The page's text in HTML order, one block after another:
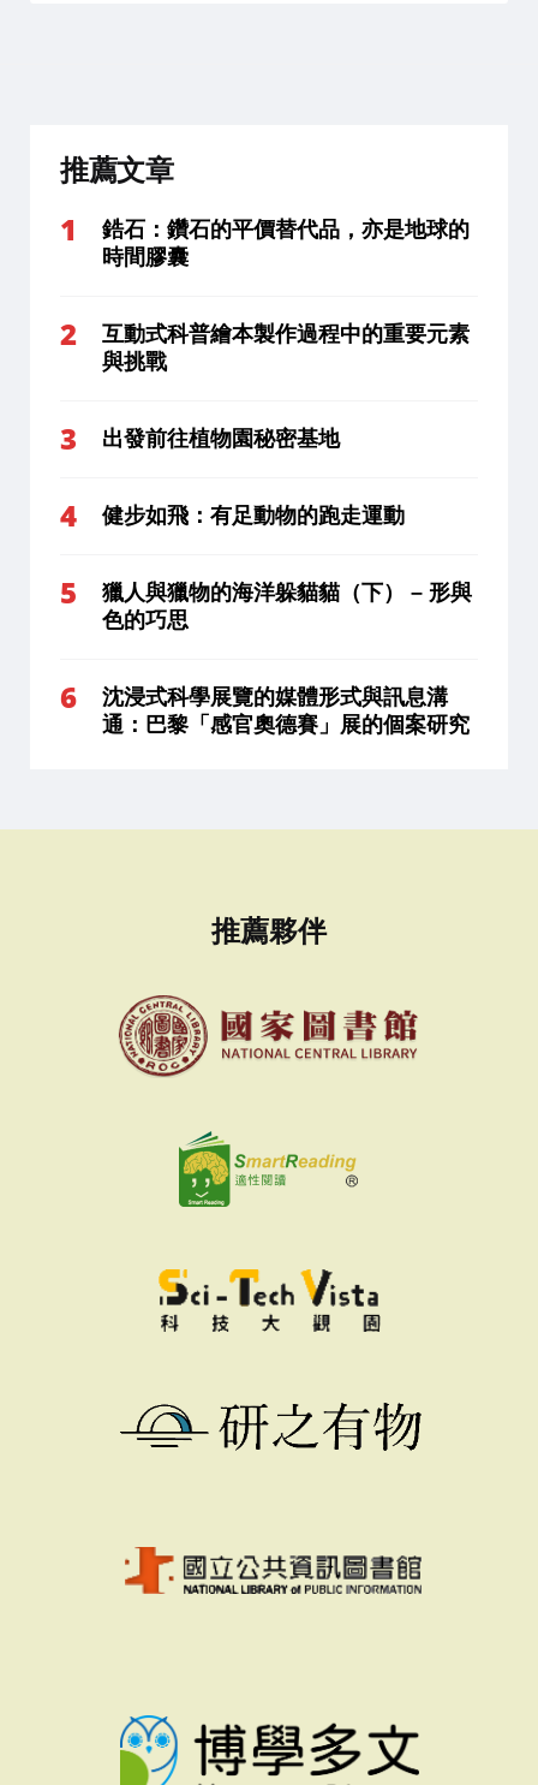
推薦文章
鋯石：鑽石的平價替代品，亦是地球的
時間膠囊
互動式科普繪本製作過程中的重要元素
與挑戰
出發前往植物園秘密基地
健步如飛：有足動物的跑走運動
獵人與獵物的海洋躲貓貓（下） – 形與
色的巧思
沈浸式科學展覽的媒體形式與訊息溝
通：巴黎「感官奧德賽」展的個案研究
推薦夥伴